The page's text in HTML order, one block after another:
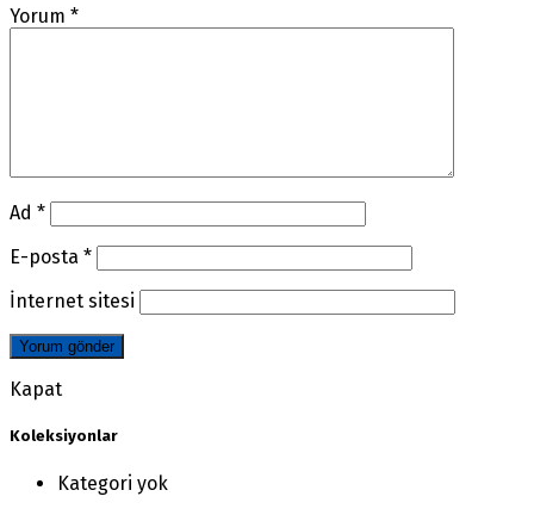
Yorum *
Ad *
E-posta *
İnternet sitesi
Kapat
Koleksiyonlar
Kategori yok